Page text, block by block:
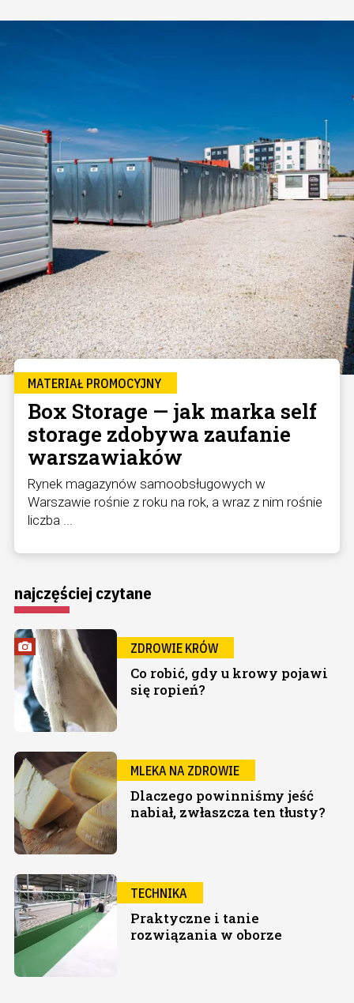
MATERIAŁ PROMOCYJNY
Box Storage — jak marka self
storage zdobywa zaufanie
warszawiaków
Rynek magazynów samoobsługowych w
Warszawie rośnie z roku na rok, a wraz z nim rośnie
liczba ...
najczęściej czytane
ZDROWIE KRÓW
Co robić, gdy u krowy pojawi
się ropień?
MLEKA NA ZDROWIE
Dlaczego powinniśmy jeść
nabiał, zwłaszcza ten tłusty?
TECHNIKA
Praktyczne i tanie
rozwiązania w oborze